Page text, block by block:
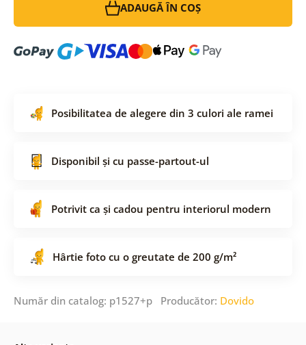
ADAUGĂ ÎN COȘ
Posibilitatea de alegere din 3 culori ale ramei
Disponibil și cu passe-partout-ul
Potrivit ca și cadou pentru interiorul modern
Hârtie foto cu o greutate de 200 g/m²
Număr din catalog: p1527+p Producător: Dovido